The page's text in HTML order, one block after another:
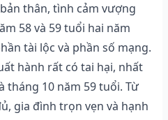
thân, tình cảm vượng
58 và 59 tuổi hai năm
tài lộc và phần số mạng.
hành rất có tai hại, nhất
tháng 10 năm 59 tuổi. Từ
gia đình trọn vẹn và hạnh